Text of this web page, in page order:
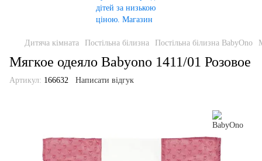
Дитяча кімната Постільна білизна Постільна білизна BabyOno
Мягкое одеяло Babyono 1411/01 Розовое
Артикул: 166632 Написати відгук